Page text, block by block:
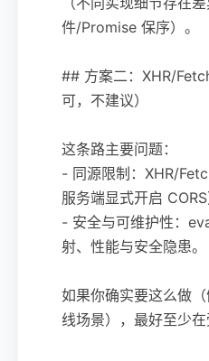
件/Promise 保序）。
## 方案二：XHR/
可，不建议）
这条路主要问题：
- 同源限制：XHR/
服务端显式开启 CORS
- 安全与可维护性：
射、性能与安全隐患。
如果你确实要这么做
线场景），最好至少在